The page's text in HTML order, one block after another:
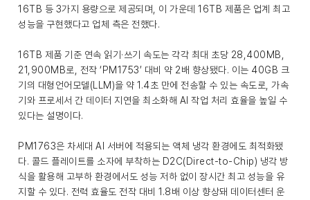
16TB 등 3가지 용량으로 제공되며, 이 가운데 16TB 제품은 업계 최고
성능을 구현했다고 업체 측은 전했다.
16TB 제품 기준 연속 읽기·쓰기 속도는 각각 최대 초당 28,400MB,
21,900MB로, 전작 ‘PM1753’ 대비 약 2배 향상됐다. 이는 40GB 크
기의 대형언어모델(LLM)을 약 1.4초 만에 전송할 수 있는 속도로, 가속
기와 프로세서 간 데이터 지연을 최소화해 AI 작업 처리 효율을 높일 수
있다는 설명이다.
PM1763은 차세대 AI 서버에 적용되는 액체 냉각 환경에도 최적화됐
다. 콜드 플레이트를 소자에 부착하는 D2C(Direct-to-Chip) 냉각 방
식을 활용해 고부하 환경에서도 성능 저하 없이 장시간 최고 성능을 유
지할 수 있다. 전력 효율도 전작 대비 1.8배 이상 향상돼 데이터센터 운